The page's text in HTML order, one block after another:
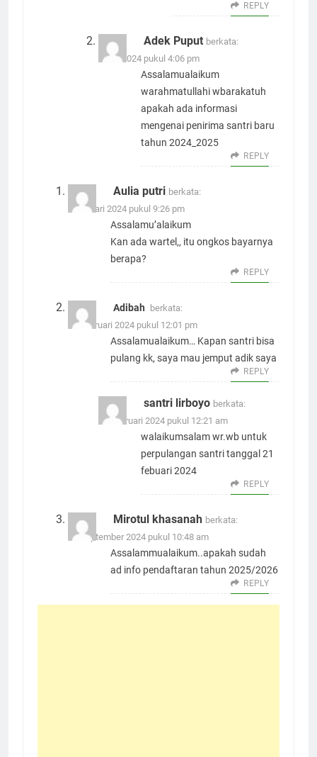
REPLY
Adek Puput berkata:
1 Juli 2024 pukul 4:06 pm
Assalamualaikum
warahmatullahi wbarakatuh
apakah ada informasi
mengenai penirima santri baru
tahun 2024_2025
REPLY
Aulia putri berkata:
5 Januari 2024 pukul 9:26 pm
Assalamu’alaikum
Kan ada wartel,, itu ongkos bayarnya
berapa?
REPLY
Adibah
berkata:
16 Februari 2024 pukul 12:01 pm
Assalamualaikum… Kapan santri bisa
pulang kk, saya mau jemput adik saya
REPLY
santri lirboyo berkata:
17 Februari 2024 pukul 12:21 am
walaikumsalam wr.wb untuk
perpulangan santri tanggal 21
febuari 2024
REPLY
Mirotul khasanah berkata:
15 September 2024 pukul 10:48 am
Assalammualaikum..apakah sudah
ad info pendaftaran tahun 2025/2026
REPLY